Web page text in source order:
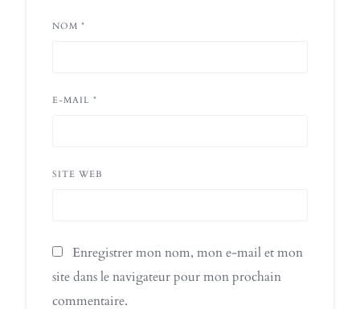
NOM *
E-MAIL *
SITE WEB
Enregistrer mon nom, mon e-mail et mon
site dans le navigateur pour mon prochain
commentaire.